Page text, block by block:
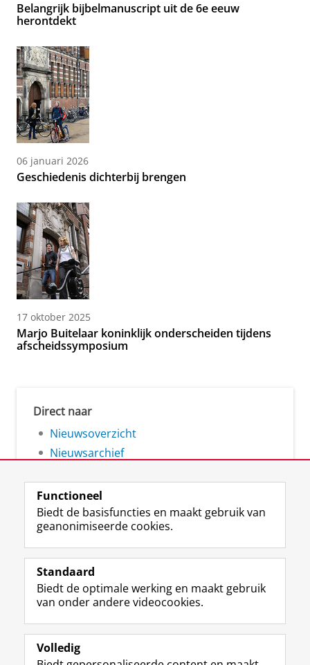
Belangrijk bijbelmanuscript uit de 6e eeuw
herontdekt
06 januari 2026
Geschiedenis dichterbij brengen
17 oktober 2025
Marjo Buitelaar koninklijk onderscheiden tijdens
afscheidssymposium
Direct naar
Nieuwsoverzicht
Nieuwsarchief
Volg de RUG
F
a
e
b
o
p
L
i
k
e
I
-
R
S
-
f
e
R
I
n
t
r
m
Y
o
T
e
k
Studiekiezers
Alumni
Functioneel
Biedt de basisfuncties en maakt gebruik van
geanonimiseerde cookies.
Standaard
Biedt de optimale werking en maakt gebruik
van onder andere videocookies.
Volledig